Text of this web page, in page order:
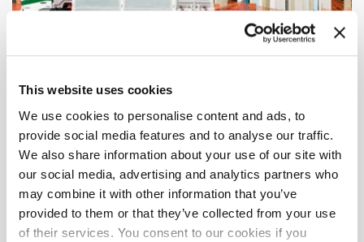
This website uses cookies
We use cookies to personalise content and ads, to
provide social media features and to analyse our traffic.
We also share information about your use of our site with
our social media, advertising and analytics partners who
may combine it with other information that you’ve
provided to them or that they’ve collected from your use
of their services. You consent to our cookies if you